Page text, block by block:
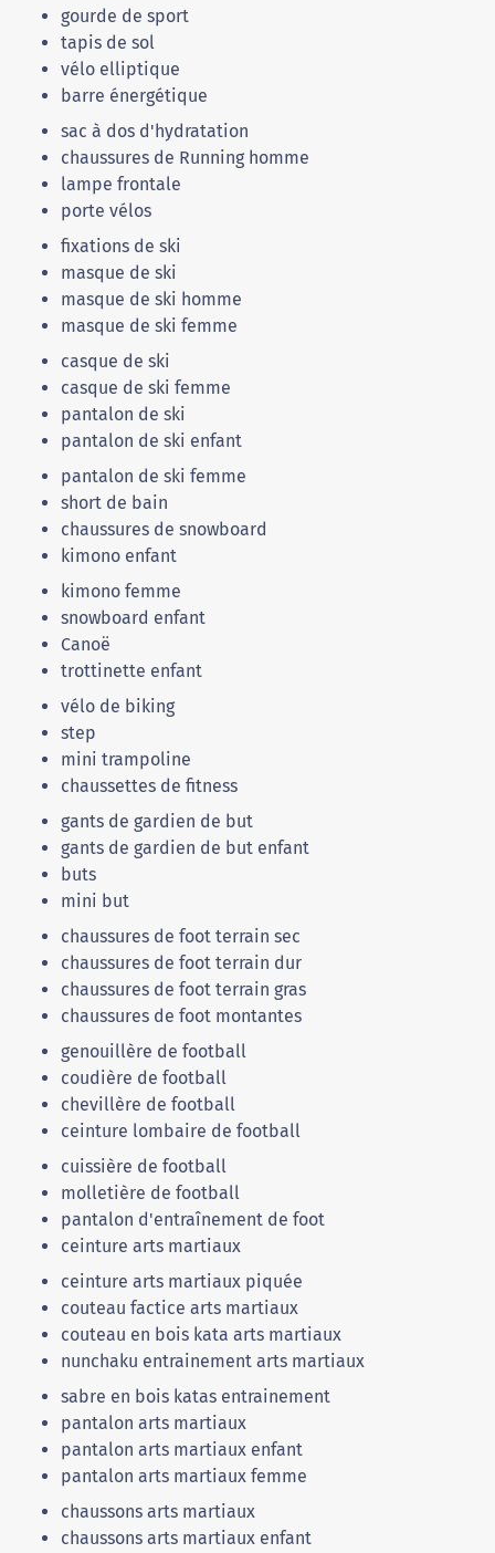
gourde de sport
tapis de sol
vélo elliptique
barre énergétique
sac à dos d'hydratation
chaussures de Running homme
lampe frontale
porte vélos
fixations de ski
masque de ski
masque de ski homme
masque de ski femme
casque de ski
casque de ski femme
pantalon de ski
pantalon de ski enfant
pantalon de ski femme
short de bain
chaussures de snowboard
kimono enfant
kimono femme
snowboard enfant
Canoë
trottinette enfant
vélo de biking
step
mini trampoline
chaussettes de fitness
gants de gardien de but
gants de gardien de but enfant
buts
mini but
chaussures de foot terrain sec
chaussures de foot terrain dur
chaussures de foot terrain gras
chaussures de foot montantes
genouillère de football
coudière de football
chevillère de football
ceinture lombaire de football
cuissière de football
molletière de football
pantalon d'entraînement de foot
ceinture arts martiaux
ceinture arts martiaux piquée
couteau factice arts martiaux
couteau en bois kata arts martiaux
nunchaku entrainement arts martiaux
sabre en bois katas entrainement
pantalon arts martiaux
pantalon arts martiaux enfant
pantalon arts martiaux femme
chaussons arts martiaux
chaussons arts martiaux enfant